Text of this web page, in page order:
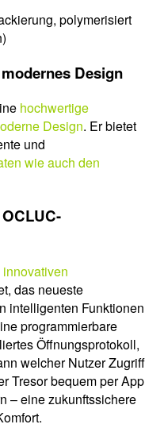
polymerisiert
Design
hochwertige
Design. Er bietet
und
wie auch den
innovativen
das neueste
intelligenten Funktionen
programmierbare
Öffnungsprotokoll,
welcher Nutzer Zugriff
Tresor bequem per App
– eine zukunftssichere